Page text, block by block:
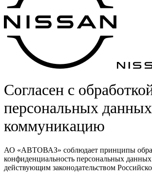
Согласен с
персональных
коммуникацию
АО «АВТОВАЗ» соблюдает принципы
конфиденциальность персональных данных
действующим законодательством